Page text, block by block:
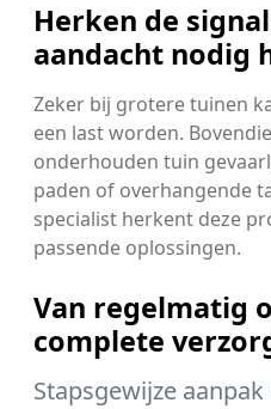
Herken de
aandacht nodig
Zeker bij grotere tuinen
een last worden.
onderhouden tuin
paden of overhangende
specialist herkent deze
passende oplossingen.
Van regelmatig
complete
Stapsgewijze